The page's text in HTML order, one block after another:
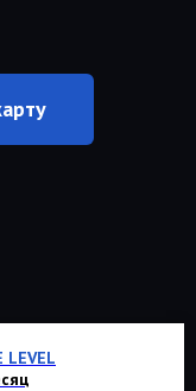
LEVEL